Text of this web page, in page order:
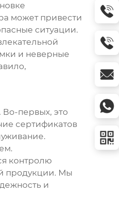
может привести
ситуации.
и неверные
первых, это
сертификатов
контролю
продукции. Мы
и